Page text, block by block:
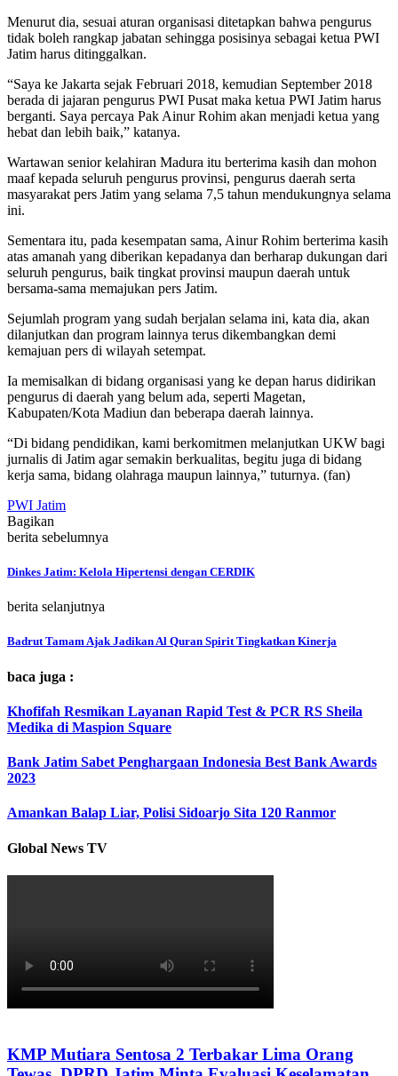
Menurut dia, sesuai aturan organisasi ditetapkan bahwa pengurus
tidak boleh rangkap jabatan sehingga posisinya sebagai ketua PWI
Jatim harus ditinggalkan.
“Saya ke Jakarta sejak Februari 2018, kemudian September 2018
berada di jajaran pengurus PWI Pusat maka ketua PWI Jatim harus
berganti. Saya percaya Pak Ainur Rohim akan menjadi ketua yang
hebat dan lebih baik,” katanya.
Wartawan senior kelahiran Madura itu berterima kasih dan mohon
maaf kepada seluruh pengurus provinsi, pengurus daerah serta
masyarakat pers Jatim yang selama 7,5 tahun mendukungnya selama
ini.
Sementara itu, pada kesempatan sama, Ainur Rohim berterima kasih
atas amanah yang diberikan kepadanya dan berharap dukungan dari
seluruh pengurus, baik tingkat provinsi maupun daerah untuk
bersama-sama memajukan pers Jatim.
Sejumlah program yang sudah berjalan selama ini, kata dia, akan
dilanjutkan dan program lainnya terus dikembangkan demi
kemajuan pers di wilayah setempat.
Ia memisalkan di bidang organisasi yang ke depan harus didirikan
pengurus di daerah yang belum ada, seperti Magetan,
Kabupaten/Kota Madiun dan beberapa daerah lainnya.
“Di bidang pendidikan, kami berkomitmen melanjutkan UKW bagi
jurnalis di Jatim agar semakin berkualitas, begitu juga di bidang
kerja sama, bidang olahraga maupun lainnya,” tuturnya. (fan)
PWI Jatim
Bagikan
berita sebelumnya
Dinkes Jatim: Kelola Hipertensi dengan CERDIK
berita selanjutnya
Badrut Tamam Ajak Jadikan Al Quran Spirit Tingkatkan Kinerja
baca juga :
Khofifah Resmikan Layanan Rapid Test & PCR RS Sheila
Medika di Maspion Square
Bank Jatim Sabet Penghargaan Indonesia Best Bank Awards
2023
Amankan Balap Liar, Polisi Sidoarjo Sita 120 Ranmor
Global News TV
KMP Mutiara Sentosa 2 Terbakar Lima Orang